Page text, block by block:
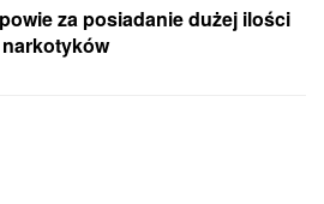
za posiadanie dużej ilości
narkotyków